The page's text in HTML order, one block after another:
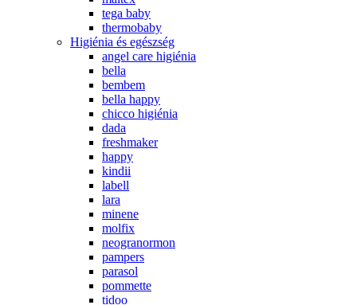
tega baby
thermobaby
Higiénia és egészség
angel care higiénia
bella
bembem
bella happy
chicco higiénia
dada
freshmaker
happy
kindii
labell
lara
minene
molfix
neogranormon
pampers
parasol
pommette
tidoo